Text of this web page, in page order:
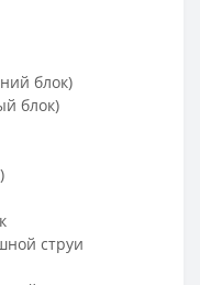
блок)
блок)
струи